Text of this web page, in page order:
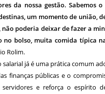
da nossa gestão. Sabemos
um momento de união,
não poderia deixar de fazer a
no bolso, muita comida típica
Rolim.
salarial já é uma prática comum
finanças públicas e o
servidores e reforça o espírito